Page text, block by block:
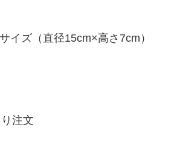
イズ（直径15cm×高さ7cm）
注文